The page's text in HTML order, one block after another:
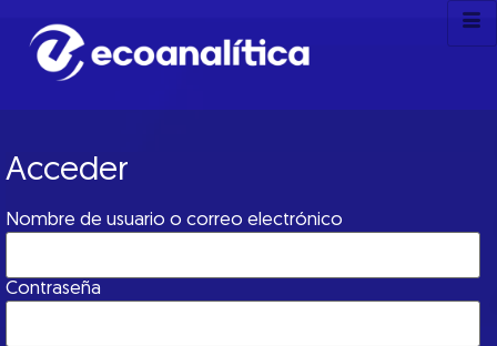
Acceder
Nombre de usuario o correo electrónico
Contraseña